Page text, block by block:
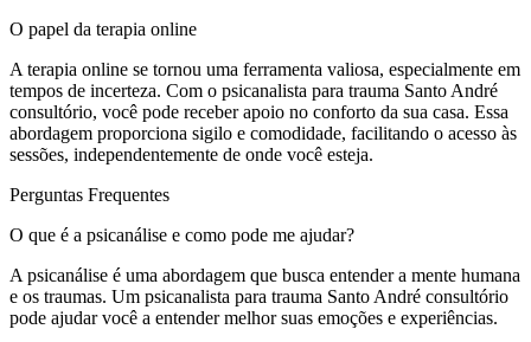
O papel da terapia online
A terapia online se tornou uma ferramenta valiosa, especialmente em
tempos de incerteza. Com o psicanalista para trauma Santo André
consultório, você pode receber apoio no conforto da sua casa. Essa
abordagem proporciona sigilo e comodidade, facilitando o acesso às
sessões, independentemente de onde você esteja.
Perguntas Frequentes
O que é a psicanálise e como pode me ajudar?
A psicanálise é uma abordagem que busca entender a mente humana
e os traumas. Um psicanalista para trauma Santo André consultório
pode ajudar você a entender melhor suas emoções e experiências.